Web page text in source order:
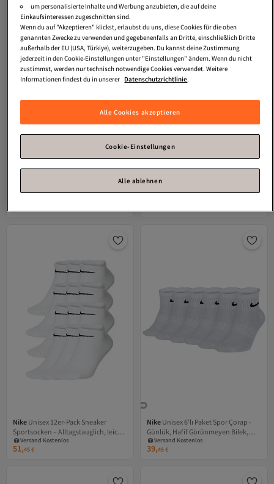
Nike
5.0 (1)
CREW 3PR - 132
Versand kostenlos ab 35€
Nike Unisex 12er-Pack Sneaker
Sportsocken – Alltagstauglich, leicht,
unsichtbar, einfarbig
Versand Kostenlos
Gratis Versand
Versand Kostenlos
51,45€
Nike Unisex 6'lı Paket Spor Çorap -
Günlük, Hafif Görünmeyen Bilek,
einfarbig
Versand Kostenlos
Gratis Versand
Versand Kostenlos
39,45€
um personalisierte Inhalte und Werbung anzubieten, die auf deine
Einkaufsinteressen zugeschnitten sind.
Wenn du auf "Akzeptieren" klickst, erlaubst du uns, diese Cookies für die oben
genannten Zwecke zu verwenden und gegebenenfalls an Dritte, einschließlich Dritte
außerhalb der EU (USA, Türkiye), weiterzugeben. Du kannst deine Zustimmung
jederzeit in den Cookie-Einstellungen unter "Einstellungen" ändern. Wenn du nicht
zustimmst, werden nur technisch notwendige Cookies verwendet. Weitere
Informationen findest du in unserer Datenschutzrichtlinie.
Alle Cookies akzeptieren
Cookie-Einstellungen
Alle ablehnen